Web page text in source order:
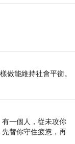
做能維持社會平衡。
一個人，從未攻你
替你守住疲憊，再